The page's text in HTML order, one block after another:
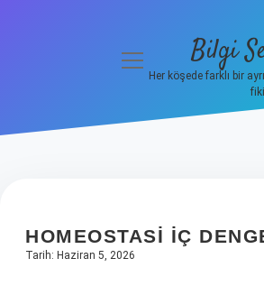
Hakkımızda
menüyü
Bilgi
Her köşede farklı bir
HOMEOSTASI IÇ
Tarih: Haziran 5, 2026